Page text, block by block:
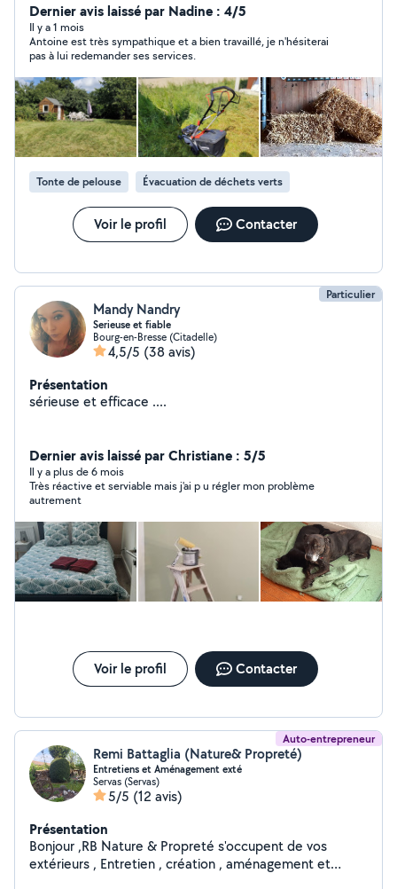
Dernier avis laissé par Nadine : 4/5
Il y a 1 mois
Antoine est très sympathique et a bien travaillé, je n'hésiterai
pas à lui redemander ses services.
Tonte de pelouse Évacuation de déchets verts
Voir le profil Contacter
Particulier
Mandy Nandry
Serieuse et fiable
Bourg-en-Bresse (Citadelle)
4,5/5 (38 avis)
Présentation
sérieuse et efficace ....
Dernier avis laissé par Christiane : 5/5
Il y a plus de 6 mois
Très réactive et serviable mais j'ai p u régler mon problème
autrement
Voir le profil Contacter
Auto-entrepreneur
Remi Battaglia (Nature& Propreté)
Entretiens et Aménagement exté
Servas (Servas)
5/5 (12 avis)
Présentation
Bonjour ,RB Nature & Propreté s'occupent de vos
extérieurs , Entretien , création , aménagement et